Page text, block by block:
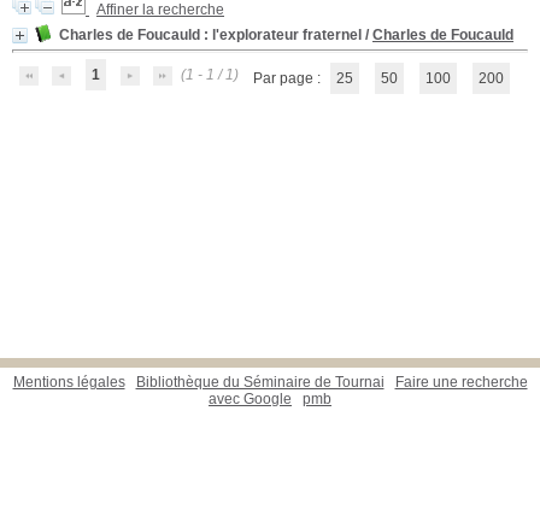
Affiner la recherche
Charles de Foucauld : l'explorateur fraternel / Charles de Foucauld
1 (1 - 1 / 1) Par page : 25 50 100 200
Mentions légales Bibliothèque du Séminaire de Tournai
Faire une recherche
avec Google
pmb